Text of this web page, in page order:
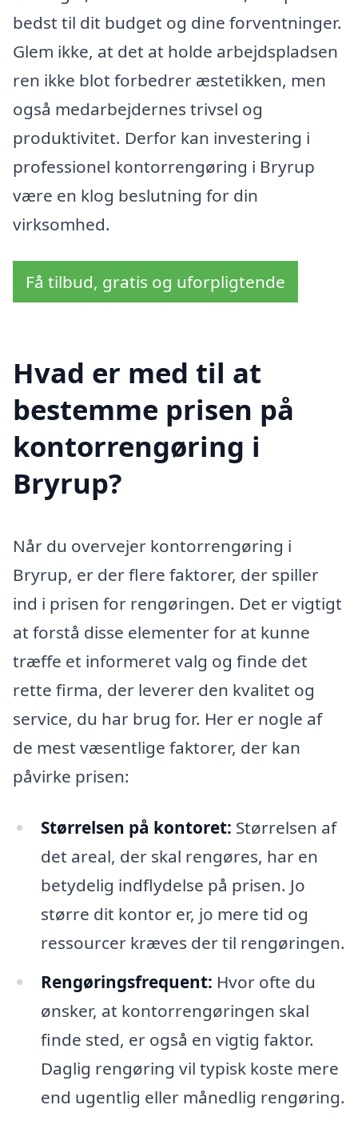
bedst til dit budget og dine forventninger.
Glem ikke, at det at holde arbejdspladsen
ren ikke blot forbedrer æstetikken, men
også medarbejdernes trivsel og
produktivitet. Derfor kan investering i
professionel kontorrengøring i Bryrup
være en klog beslutning for din
virksomhed.
Få tilbud, gratis og uforpligtende
Hvad er med til at
bestemme prisen på
kontorrengøring i
Bryrup?
Når du overvejer kontorrengøring i
Bryrup, er der flere faktorer, der spiller
ind i prisen for rengøringen. Det er vigtigt
at forstå disse elementer for at kunne
træffe et informeret valg og finde det
rette firma, der leverer den kvalitet og
service, du har brug for. Her er nogle af
de mest væsentlige faktorer, der kan
påvirke prisen:
Størrelsen på kontoret: Størrelsen af
det areal, der skal rengøres, har en
betydelig indflydelse på prisen. Jo
større dit kontor er, jo mere tid og
ressourcer kræves der til rengøringen.
Rengøringsfrequent: Hvor ofte du
ønsker, at kontorrengøringen skal
finde sted, er også en vigtig faktor.
Daglig rengøring vil typisk koste mere
end ugentlig eller månedlig rengøring.